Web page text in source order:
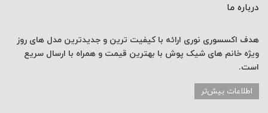
درباره ما
هدف اکسسوری نوری ارائه با کیفیت ترین و جدیدترین مدل های روز
ویژه خانم های شیک پوش با بهترین قیمت و همراه با ارسال سریع
است.
اطلاعات بیش‌تر